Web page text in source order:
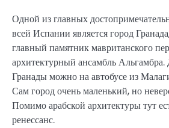
Одной из главных
всей Испании является город
главный памятник мавританского
архитектурный ансамбль Альгамбра.
Гранады можно на автобусе из
Сам город очень маленький, но
Помимо арабской архитектуры тут
ренессанс.